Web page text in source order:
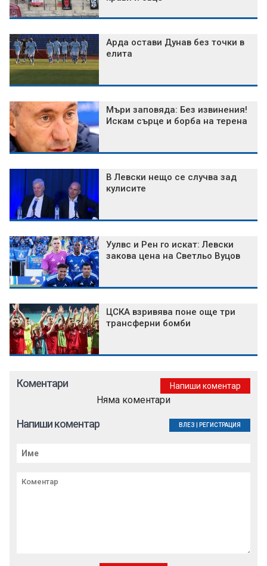
Арда остави Дунав без точки в
елита
Мъри заповяда: Без извинения!
Искам сърце и борба на терена
В Левски нещо се случва зад
кулисите
Уулвс и Рен го искат: Левски
закова цена на Светльо Вуцов
ЦСКА взривява поне още три
трансферни бомби
Коментари Напиши коментар
Няма коментари
Напиши коментар ВЛЕЗ РЕГИСТРАЦИЯ